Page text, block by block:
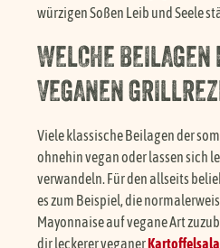
würzigen Soßen Leib und Seele
WELCHE BEILAGEN
VEGANEN
Viele klassische Beilagen der
ohnehin vegan oder lassen sich
verwandeln. Für den allseits
es zum Beispiel, die
Mayonnaise auf vegane Art
dir leckerer veganer